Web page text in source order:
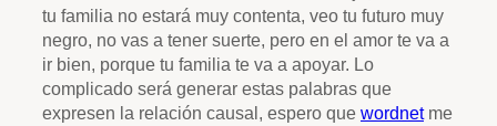
tu familia no estará muy contenta, veo tu futuro muy
negro, no vas a tener suerte, pero en el amor te va a
ir bien, porque tu familia te va a apoyar. Lo
complicado será generar estas palabras que
expresen la relación causal, espero que wordnetme